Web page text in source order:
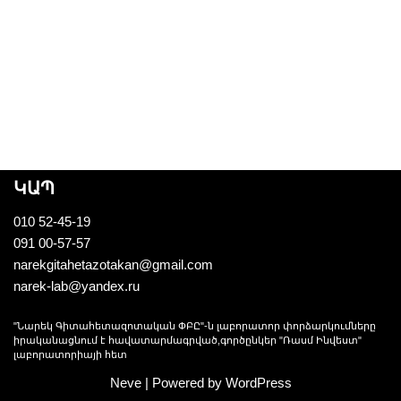
ԿԱՊ
010 52-45-19
091 00-57-57
narekgitahetazotakan@gmail.com
narek-lab@yandex.ru
"Նարեկ Գիտահետազոտական ՓԲԸ"-ն լաբորատոր փորձարկումները
իրականացնում է հավատարմագրված,գործընկեր "Ռասմ Ինվեստ"
լաբորատորիայի հետ
Neve| Powered by WordPress